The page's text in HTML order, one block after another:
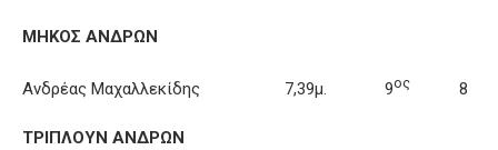
ΜΗΚΟΣ ΑΝΔΡΩΝ
Ανδρέας Μαχαλλεκίδης 7,39μ. 9ος 8
ΤΡΙΠΛΟΥΝ ΑΝΔΡΩΝ